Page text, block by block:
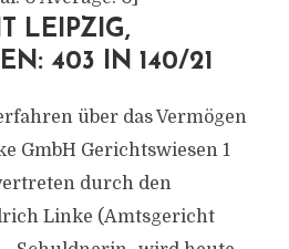
LEIPZIG,
403 IN 140/21
über das Vermögen
GmbH Gerichtswiesen 1
durch den
Linke (Amtsgericht